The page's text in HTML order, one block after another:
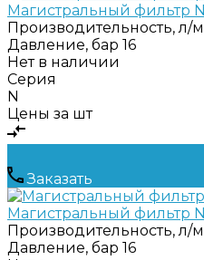
Магистральный фильтр
Производительность, л/
Давление, бар 16
Нет в наличии
Серия
N
Цены за шт
Заказать
Магистральный фильтр
Производительность, л/
Давление, бар 16